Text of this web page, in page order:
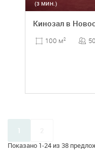
(3 МИН.)
Кинозал в
100 м2
Показано 1-24 из 38
1